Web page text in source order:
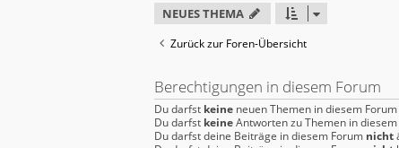
NEUES THEMA
Zurück zur Foren-Übersicht
Berechtigungen in diesem Forum
Du darfst keine neuen Themen in diesem
Du darfst keineAntworten zu Themen in
Du darfst deine Beiträge in diesem Forum nicht